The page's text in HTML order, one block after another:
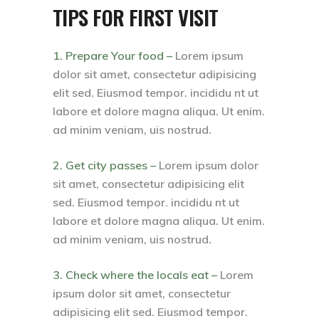
TIPS FOR FIRST VISIT
1. Prepare Your food – Lorem ipsum
dolor sit amet, consectetur adipisicing
elit sed. Eiusmod tempor. incididu nt ut
labore et dolore magna aliqua. Ut enim.
ad minim veniam, uis nostrud.
2. Get city passes – Lorem ipsum dolor
sit amet, consectetur adipisicing elit
sed. Eiusmod tempor. incididu nt ut
labore et dolore magna aliqua. Ut enim.
ad minim veniam, uis nostrud.
3. Check where the locals eat – Lorem
ipsum dolor sit amet, consectetur
adipisicing elit sed. Eiusmod tempor.